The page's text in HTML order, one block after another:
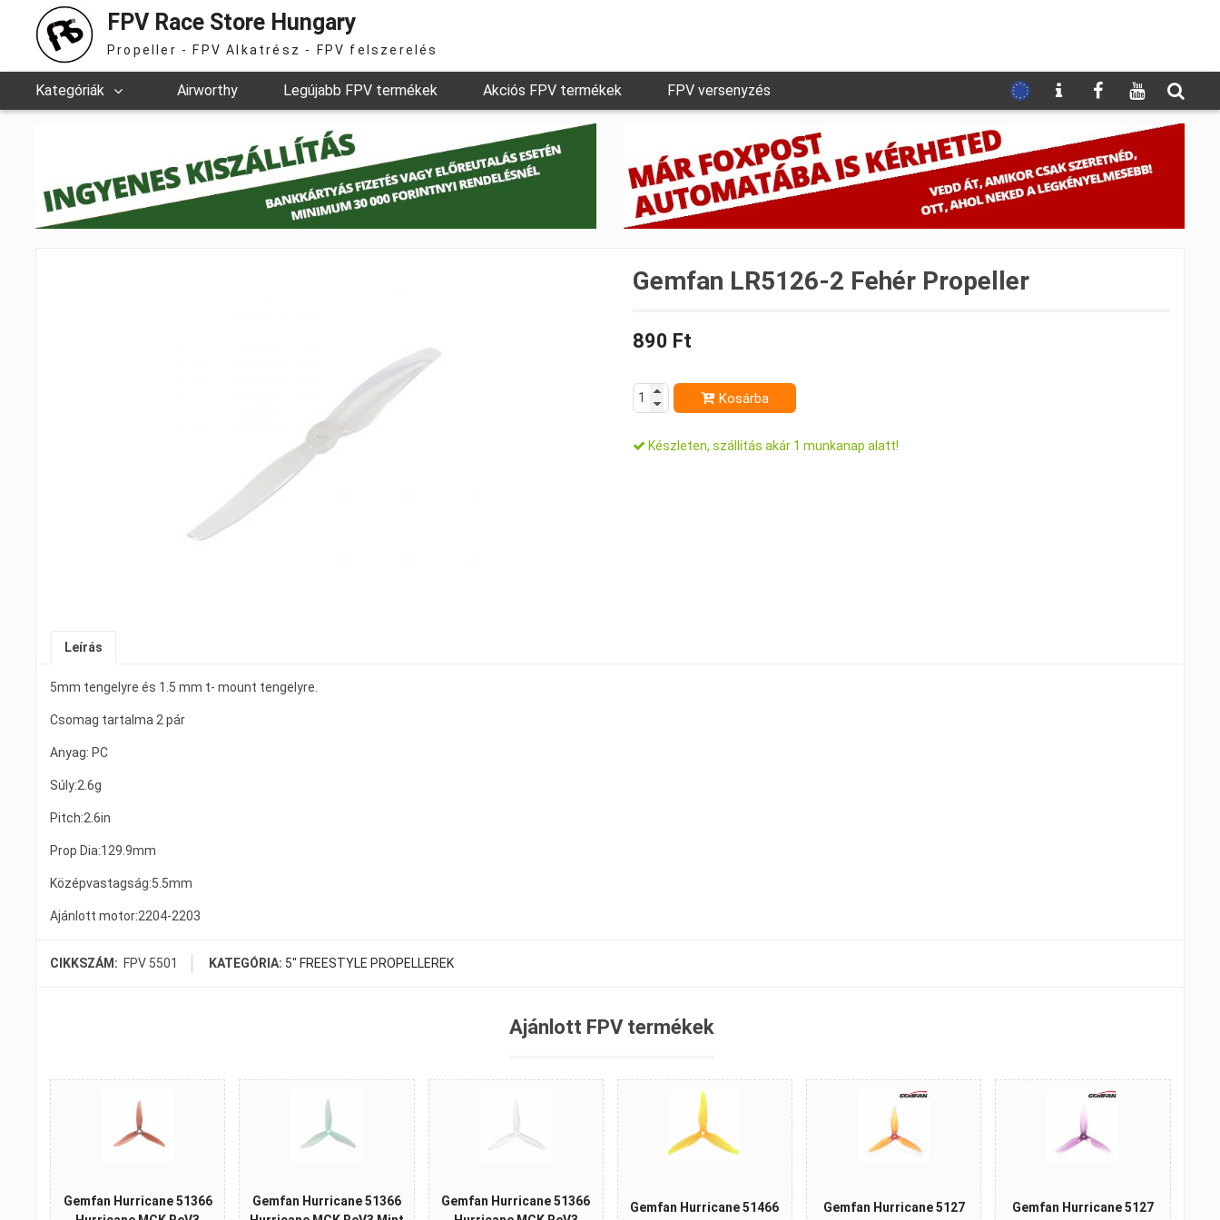
FPV Race Store Hungary
Propeller - FPV Alkatrész - FPV felszerelés
Kategóriák Airworthy Legújabb FPV termékek Akciós FPV termékek FPV versenyzés
Gemfan LR5126-2 Fehér Propeller
890 Ft
Kosárba
Készleten, szállítás akár 1 munkanap alatt!
Leírás
5mm tengelyre és 1.5 mm t- mount tengelyre.
Csomag tartalma 2 pár
Anyag: PC
Súly:2.6g
Pitch:2.6in
Prop Dia:129.9mm
Középvastagság:5.5mm
Ajánlott motor:2204-2203
CIKKSZÁM: FPV 5501 KATEGÓRIA: 5" FREESTYLE PROPELLEREK
Ajánlott FPV termékek
Gemfan Hurricane 51366
Gemfan Hurricane 51366
Gemfan Hurricane 51366
Gemfan Hurricane 51466
Gemfan Hurricane 5127
Gemfan Hurricane 5127